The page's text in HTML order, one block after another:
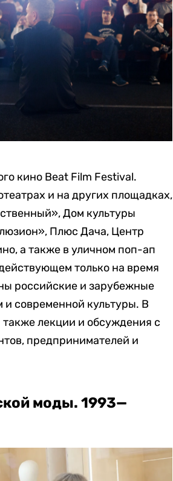
кино Beat Film Festival.
и на других площадках,
Дом культуры
Плюс Дача, Центр
а также в уличном поп-ап
только на время
российские и зарубежные
современной культуры. В
лекции и обсуждения с
предпринимателей и
моды. 1993—